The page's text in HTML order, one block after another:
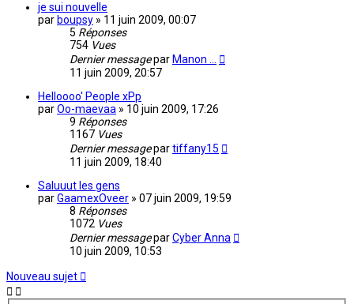
je sui nouvelle
par boupsy » 11 juin 2009, 00:07
5 Réponses
754 Vues
Dernier messagepar Manon ...
11 juin 2009, 20:57
Helloooo' People xPp
parOo-maevaa » 10 juin 2009, 17:26
9 Réponses
1167 Vues
Dernier messagepartiffany15
11 juin 2009, 18:40
Saluuut les gens
parGaamexOveer » 07 juin 2009, 19:59
8 Réponses
1072 Vues
Dernier messageparCyber Anna
10 juin 2009, 10:53
Nouveau sujet